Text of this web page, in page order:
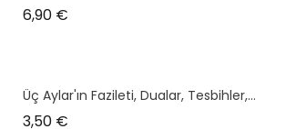
6,90 €
Üç Aylar'ın Fazileti, Dualar, Tesbihler,...
3,50 €